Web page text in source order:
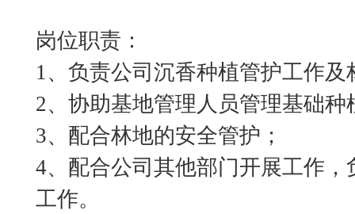
岗位职责：
1、负责公司沉香种植管护工作
2、协助基地管理人员管理基础种
3、配合林地的安全管护；
4、配合公司其他部门开展工作
工作。